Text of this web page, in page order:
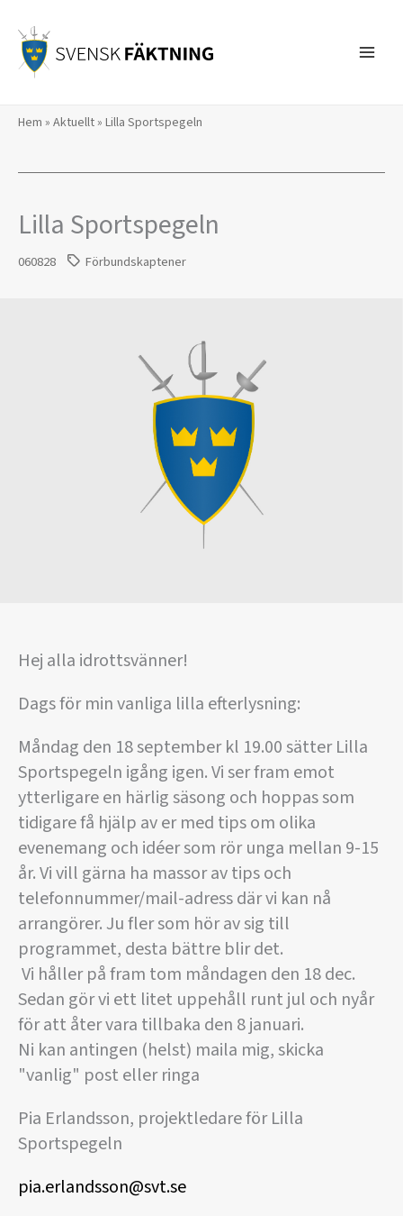
innehåll
Hem » Aktuellt» Lilla Sportspegeln
Lilla Sportspegeln
060828 Förbundskaptener
Hej alla idrottsvänner!
Dags för min vanliga lilla efterlysning:
Måndag den 18 september kl 19.00 sätter Lilla
Sportspegeln igång igen. Vi ser fram emot
ytterligare en härlig säsong och hoppas som
tidigare få hjälp av er med tips om olika
evenemang och idéer som rör unga mellan 9-15
år. Vi vill gärna ha massor av tips och
telefonnummer/mail-adress där vi kan nå
arrangörer. Ju fler som hör av sig till
programmet, desta bättre blir det.
Vi håller på fram tom måndagen den 18 dec.
Sedan gör vi ett litet uppehåll runt jul och nyår
för att åter vara tillbaka den 8 januari.
Ni kan antingen (helst) maila mig, skicka
"vanlig" post eller ringa
Pia Erlandsson, projektledare för Lilla
Sportspegeln
pia.erlandsson@svt.se